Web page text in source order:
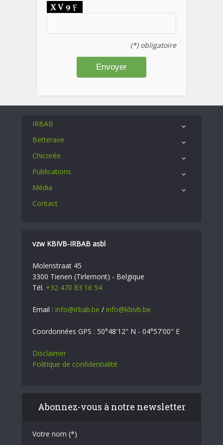
(*) obligatoire
IRBAB
Betterave
Chicorée
Publications
Média
Contact
vzw KBIVB-IRBAB asbl
Molenstraat 45
3300 Tienen (Tirlemont) - Belgique
Tél. +32 470 83 16 54
Email : info@irbab.be / info@kbivb.be
Coordonnées GPS : 50°48'12" N - 04°57'00" E
Disclaimer
Politique de confidentialité
Abonnez-vous à notre newsletter
Votre nom (*)